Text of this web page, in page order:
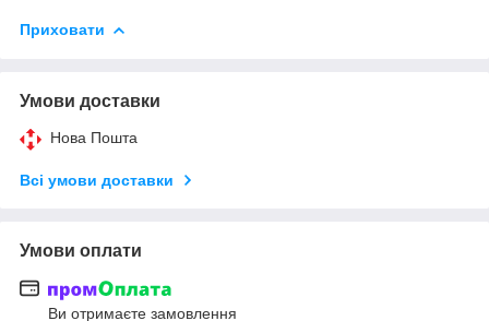
Приховати
Умови доставки
Нова Пошта
Всі умови доставки
Умови оплати
Ви отримаєте замовлення